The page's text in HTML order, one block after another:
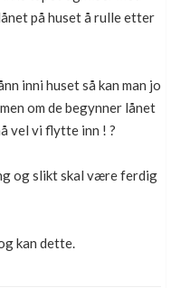
på huset å rulle etter
inni huset så kan man jo
om de begynner lånet
vel vi flytte inn ! ?
og slikt skal være ferdig
kan dette.